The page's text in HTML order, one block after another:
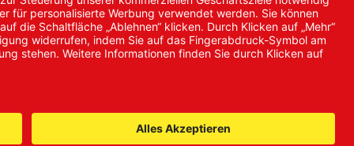
© 2024 Promed
Vertriebsgesellschaft mbH | Alle